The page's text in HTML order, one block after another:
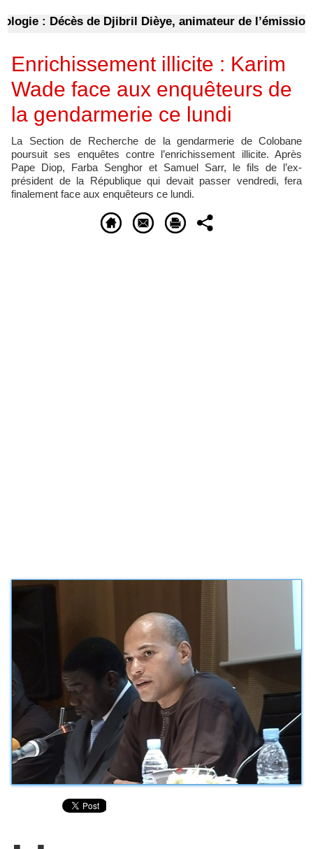
: Décès de Djibril Dièye, animateur de l’émission «
Enrichissement illicite : Karim
Wade face aux enquêteurs de
la gendarmerie ce lundi
La Section de Recherche de la gendarmerie de Colobane
poursuit ses enquêtes contre l’enrichissement illicite. Après
Pape Diop, Farba Senghor et Samuel Sarr, le fils de l’ex-
président de la République qui devait passer vendredi, fera
finalement face aux enquêteurs ce lundi.